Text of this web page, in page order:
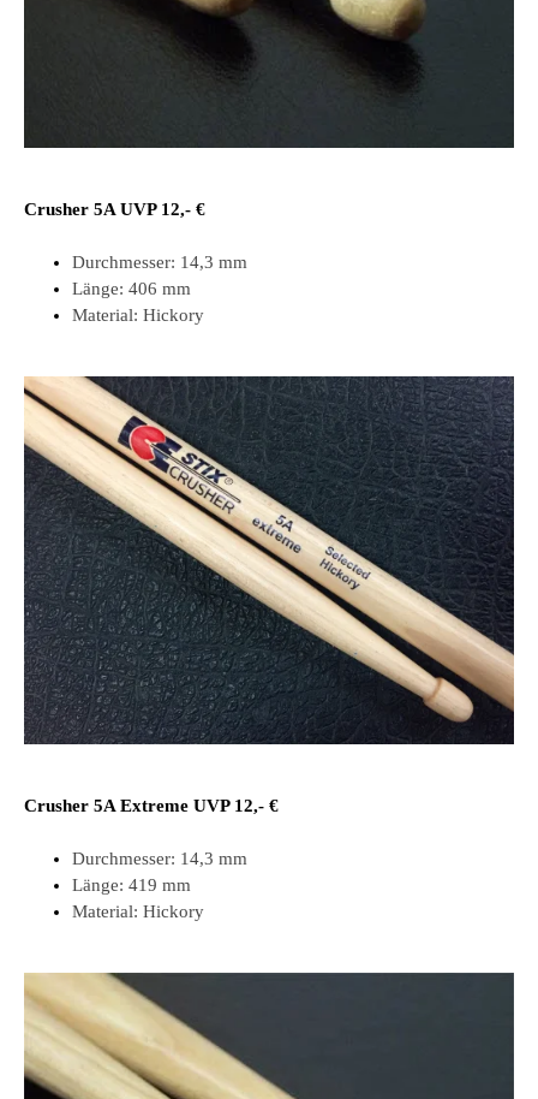
Crusher 5A UVP 12,- €
Durchmesser: 14,3 mm
Länge: 406 mm
Material: Hickory
Crusher 5A Extreme UVP 12,- €
Durchmesser: 14,3 mm
Länge: 419 mm
Material: Hickory